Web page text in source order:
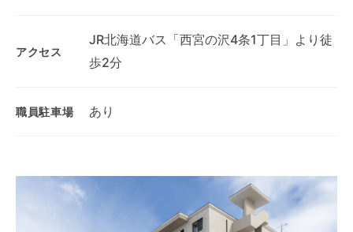
アクセス
JR北海道バス「西宮の沢4条1丁目」より徒
歩2分
職員駐車場 あり